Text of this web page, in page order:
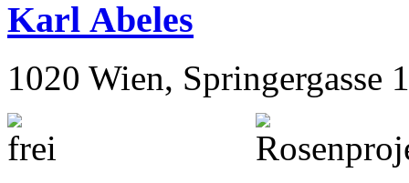
Karl Abeles
1020 Wien, Springergasse